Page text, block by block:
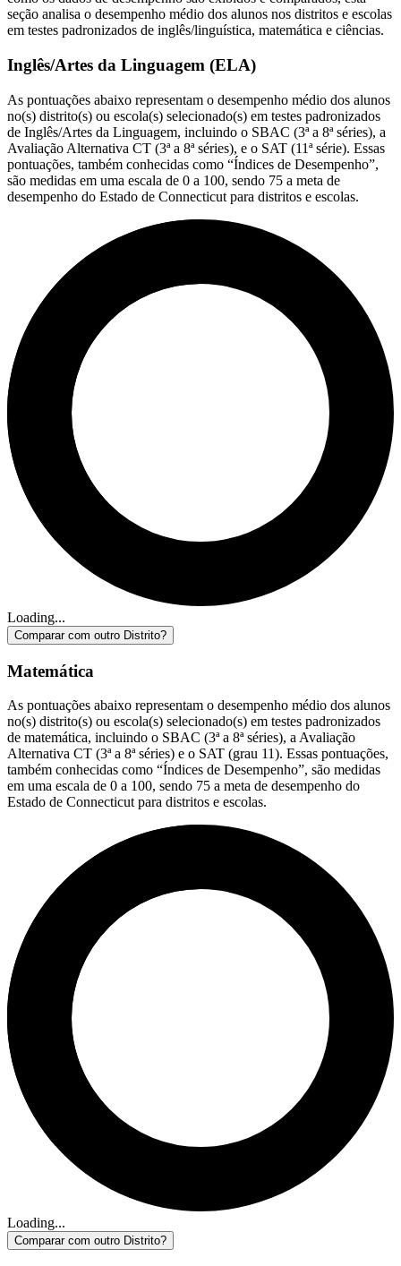
seção analisa o desempenho médio dos alunos nos distritos e escolas
em testes padronizados de inglês/linguística, matemática e ciências.
Inglês/Artes da Linguagem (ELA)
As pontuações abaixo representam o desempenho médio dos alunos
no(s) distrito(s) ou escola(s) selecionado(s) em testes padronizados
de Inglês/Artes da Linguagem, incluindo o SBAC (3ª a 8ª séries), a
Avaliação Alternativa CT (3ª a 8ª séries), e o SAT (11ª série). Essas
pontuações, também conhecidas como “Índices de Desempenho”,
são medidas em uma escala de 0 a 100, sendo 75 a meta de
desempenho do Estado de Connecticut para distritos e escolas.
Loading...
Comparar com outro Distrito?
Matemática
As pontuações abaixo representam o desempenho médio dos alunos
no(s) distrito(s) ou escola(s) selecionado(s) em testes padronizados
de matemática, incluindo o SBAC (3ª a 8ª séries), a Avaliação
Alternativa CT (3ª a 8ª séries) e o SAT (grau 11). Essas pontuações,
também conhecidas como “Índices de Desempenho”, são medidas
em uma escala de 0 a 100, sendo 75 a meta de desempenho do
Estado de Connecticut para distritos e escolas.
Loading...
Comparar com outro Distrito?